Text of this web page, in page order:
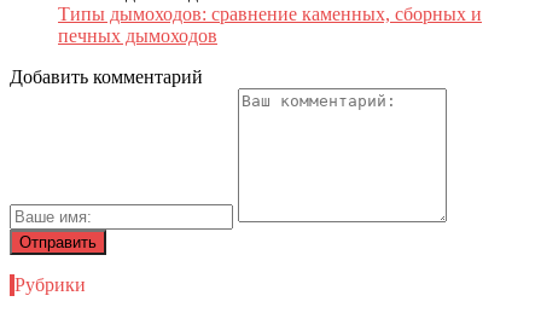
Типы дымоходов: сравнение каменных, сборных и
печных дымоходов
Добавить комментарий
Рубрики